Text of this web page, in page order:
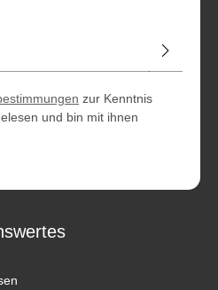
zur Kenntnis
und bin mit ihnen